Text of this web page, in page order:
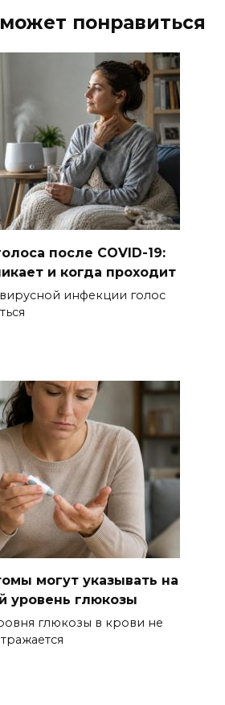
понравиться
после COVID-19:
и когда проходит
инфекции голос
могут указывать на
уровень глюкозы
глюкозы в крови не